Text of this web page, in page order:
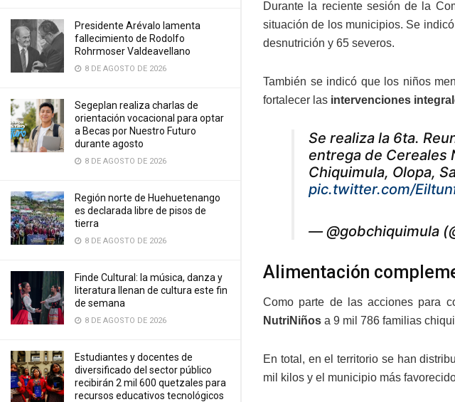
Presidente Arévalo lamenta
fallecimiento de Rodolfo
Rohrmoser Valdeavellano
8 DE AGOSTO DE 2026
Segeplan realiza charlas de
orientación vocacional para optar
a Becas por Nuestro Futuro
durante agosto
8 DE AGOSTO DE 2026
Región norte de Huehuetenango
es declarada libre de pisos de
tierra
8 DE AGOSTO DE 2026
Finde Cultural: la música, danza y
literatura llenan de cultura este fin
de semana
8 DE AGOSTO DE 2026
Estudiantes y docentes de
diversificado del sector público
recibirán 2 mil 600 quetzales para
recursos educativos tecnológicos
Durante la reciente sesión de la
situación de los municipios. Se
desnutrición y 65 severos.
También se indicó que los niños
fortalecer las intervenciones
Se realiza la 6ta.
entrega de Cereales
Chiquimula, Olopa,
pic.twitter.com/
— @gobchiquimula
Alimentación
Como parte de las acciones para
NutriNiños a 9 mil 786 familias
En total, en el territorio se han
mil kilos y el municipio más